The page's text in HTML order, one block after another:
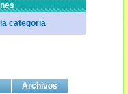
Archivos
categoria